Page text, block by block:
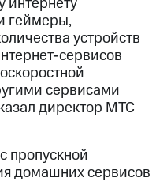
геймеры,
устройств
сервисов
сервисами
директор МТС
пропускной
домашних сервисов